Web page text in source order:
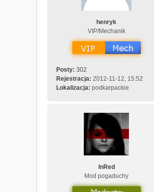
henryk
VIP/Mechanik
Posty: 302
Rejestracja: 2012-11-12, 15:52
Lokalizacja: podkarpackie
InRed
Mod pogaduchy